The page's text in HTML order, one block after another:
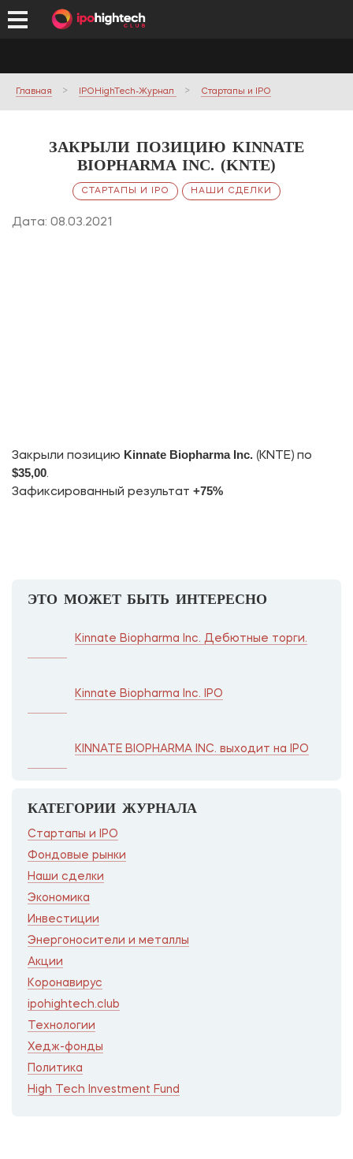
Главная IPOHighTech-Журнал Стартапы и IPO
ЗАКРЫЛИ ПОЗИЦИЮ KINNATE
BIOPHARMA INC. (KNTE)
СТАРТАПЫ И IPO НАШИ СДЕЛКИ
Дата: 08.03.2021
Закрыли позицию Kinnate Biopharma Inc. (KNTE) по
$35,00.
Зафиксированный результат +75%
ЭТО МОЖЕТ БЫТЬ ИНТЕРЕСНО
Kinnate Biopharma Inc. Дебютные торги.
Kinnate Biopharma Inc. IPO
KINNATE BIOPHARMA INC. выходит на IPO
КАТЕГОРИИ ЖУРНАЛА
Стартапы и IPO
Фондовые рынки
Наши сделки
Экономика
Инвестиции
Энергоносители и металлы
Акции
Коронавирус
ipohightech.club
Технологии
Хедж-фонды
Политика
High Tech Investment Fund